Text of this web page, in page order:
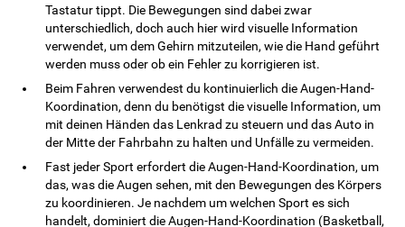
Tastatur tippt. Die Bewegungen sind dabei zwar
unterschiedlich, doch auch hier wird visuelle Information
verwendet, um dem Gehirn mitzuteilen, wie die Hand geführt
werden muss oder ob ein Fehler zu korrigieren ist.
Beim Fahren verwendest du kontinuierlich die Augen-Hand-
Koordination, denn du benötigst die visuelle Information, um
mit deinen Händen das Lenkrad zu steuern und das Auto in
der Mitte der Fahrbahn zu halten und Unfälle zu vermeiden.
Fast jeder Sport erfordert die Augen-Hand-Koordination, um
das, was die Augen sehen, mit den Bewegungen des Körpers
zu koordinieren. Je nachdem um welchen Sport es sich
handelt, dominiert die Augen-Hand-Koordination (Basketball,